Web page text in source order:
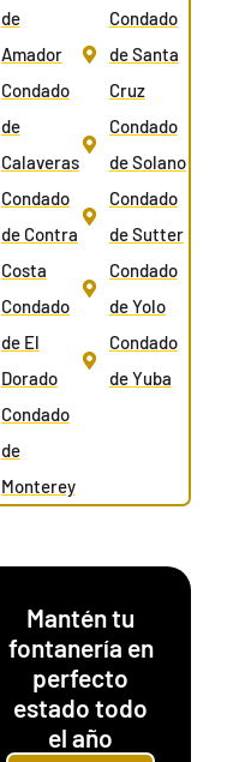
de
Amador
Condado
de
Calaveras
Condado
de Contra
Costa
Condado
de El
Dorado
Condado
de
Monterey
Condado
de Santa
Cruz
Condado
de Solano
Condado
de Sutter
Condado
de Yolo
Condado
de Yuba
Mantén tu
fontanería en
perfecto
estado todo
el año